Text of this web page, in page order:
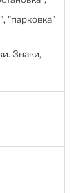
"парковка"
Знаки,